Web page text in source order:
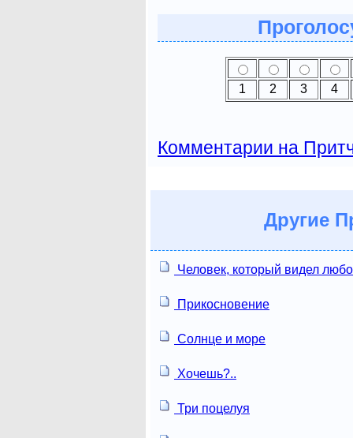
1 2 3 4
Комментарии на
Другие
Человек, который видел
Прикосновение
Солнце и море
Хочешь?..
Три поцелуя